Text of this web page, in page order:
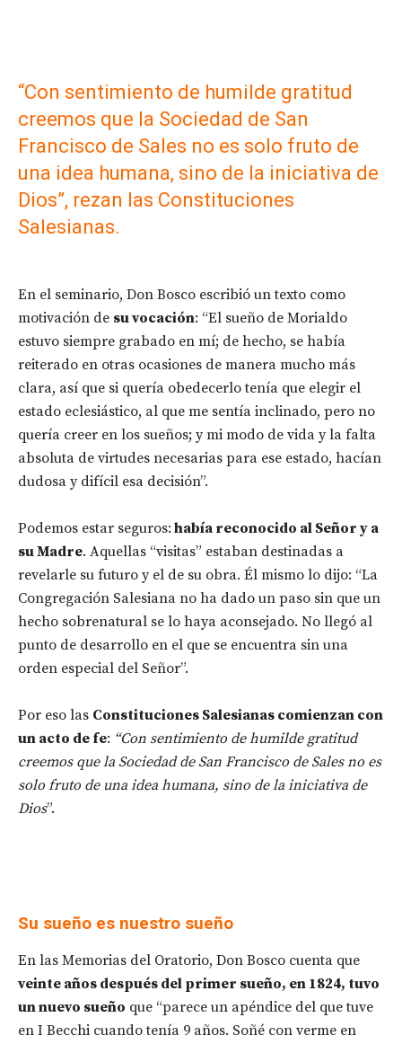
“Con sentimiento de humilde gratitud
creemos que la Sociedad de San
Francisco de Sales no es solo fruto de
una idea humana, sino de la iniciativa de
Dios”, rezan las Constituciones
Salesianas.
En el seminario, Don Bosco escribió un texto como
motivación de su vocación: “El sueño de Morialdo
estuvo siempre grabado en mí; de hecho, se había
reiterado en otras ocasiones de manera mucho más
clara, así que si quería obedecerlo tenía que elegir el
estado eclesiástico, al que me sentía inclinado, pero no
quería creer en los sueños; y mi modo de vida y la falta
absoluta de virtudes necesarias para ese estado, hacían
dudosa y difícil esa decisión”.
Podemos estar seguros: había reconocido al Señor y a
su Madre. Aquellas “visitas” estaban destinadas a
revelarle su futuro y el de su obra. Él mismo lo dijo: “La
Congregación Salesiana no ha dado un paso sin que un
hecho sobrenatural se lo haya aconsejado. No llegó al
punto de desarrollo en el que se encuentra sin una
orden especial del Señor”.
Por eso las Constituciones Salesianas comienzan con
un acto de fe: “Con sentimiento de humilde gratitud
creemos que la Sociedad de San Francisco de Sales no es
solo fruto de una idea humana, sino de la iniciativa de
Dios”.
Su sueño es nuestro sueño
En las Memorias del Oratorio, Don Bosco cuenta que
veinte años después del primer sueño, en 1824, tuvo
un nuevo sueño que “parece un apéndice del que tuve
en I Becchi cuando tenía 9 años. Soñé con verme en